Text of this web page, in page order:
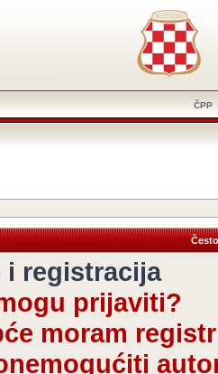
ČPP
i registracija
prijaviti?
moram